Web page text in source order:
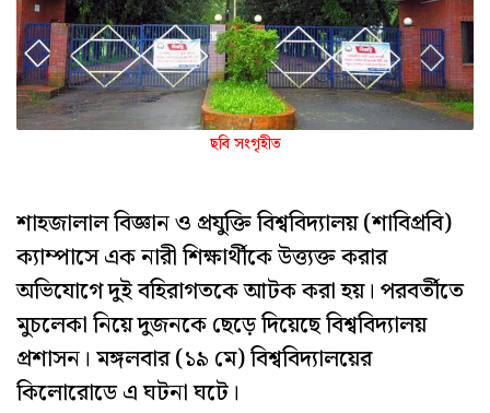
ছবি সংগৃহীত
শাহজালাল বিজ্ঞান ও প্রযুক্তি বিশ্ববিদ্যালয় (শাবিপ্রবি)
ক্যাম্পাসে এক নারী শিক্ষার্থীকে উত্ত্যক্ত করার
অভিযোগে দুই বহিরাগতকে আটক করা হয়। পরবর্তীতে
মুচলেকা নিয়ে দুজনকে ছেড়ে দিয়েছে বিশ্ববিদ্যালয়
প্রশাসন। মঙ্গলবার (১৯ মে) বিশ্ববিদ্যালয়ের
কিলোরোডে এ ঘটনা ঘটে।